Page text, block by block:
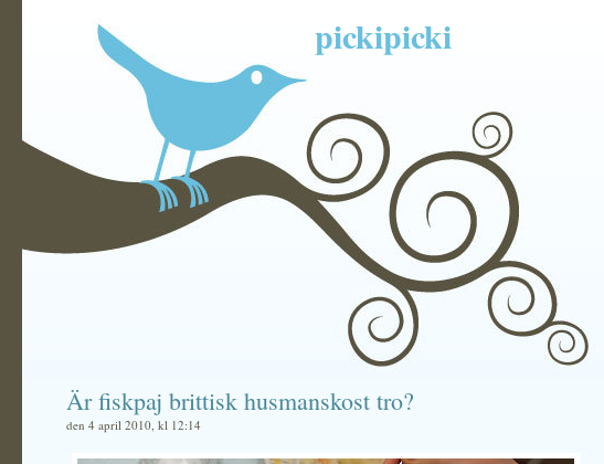
pickipicki
Är fiskpaj brittisk husmanskost tro?
den 4 april 2010, kl 12:14